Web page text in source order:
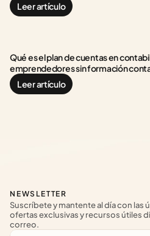
Leer artículo
Qué es el plan de cuentas en
emprendedores sin formación
Leer artículo
NEWSLETTER
Suscríbete y mantente al día con las
ofertas exclusivas y recursos útiles
correo.